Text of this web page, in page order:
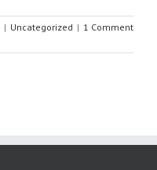
| Uncategorized | 1 Comment